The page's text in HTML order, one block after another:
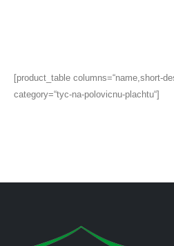
[product_table columns=“name,short-
category=“tyc-na-polovicnu-plachtu“]